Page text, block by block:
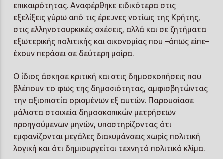
επικαιρότητας. Αναφέρθηκε ειδικότερα στις
εξελίξεις γύρω από τις έρευνες νοτίως της Κρήτης,
στις ελληνοτουρκικές σχέσεις, αλλά και σε ζητήματα
εξωτερικής πολιτικής και οικονομίας που –όπως είπε–
έχουν περάσει σε δεύτερη μοίρα.
Ο ίδιος άσκησε κριτική και στις δημοσκοπήσεις που
βλέπουν το φως της δημοσιότητας, αμφισβητώντας
την αξιοπιστία ορισμένων εξ αυτών. Παρουσίασε
μάλιστα στοιχεία δημοσκοπικών μετρήσεων
προηγούμενων μηνών, υποστηρίζοντας ότι
εμφανίζονται μεγάλες διακυμάνσεις χωρίς πολιτική
λογική και ότι δημιουργείται τεχνητό πολιτικό κλίμα.